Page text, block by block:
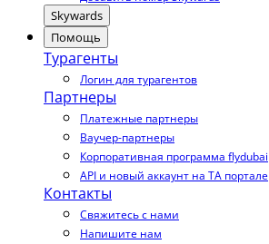
Skywards
Помощь
Турагенты
Логин для турагентов
Партнеры
Платежные партнеры
Ваучер-партнеры
Корпоративная программа flydubai
API и новый аккаунт на TA портале
Контакты
Свяжитесь с нами
Напишите нам